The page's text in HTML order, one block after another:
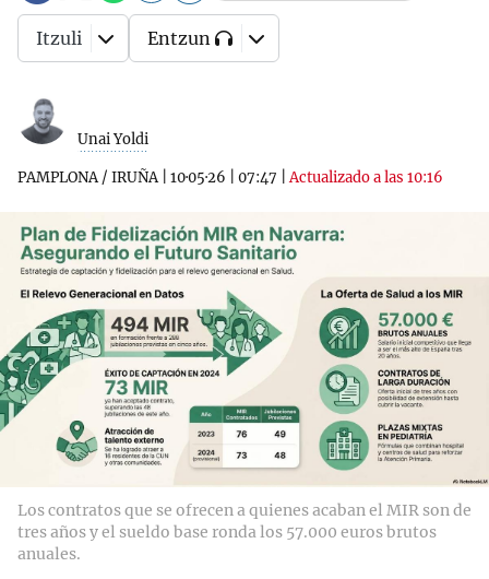
Unai Yoldi
PAMPLONA / IRUÑA| 10·05·26 07:47 |Actualizado a las 10:16
Itzuli Entzun
Los contratos que se ofrecen a quienes acaban el MIR son de
tres años y el sueldo base ronda los 57.000 euros brutos
anuales.